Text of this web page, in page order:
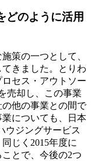
のように活用
策の一つとして、
きました。とりわ
セス・アウトソー
売却し、この事業
他の事業との間で
についても、日本
ウジングサービス
じく2015年度に
とで、今後の2つ